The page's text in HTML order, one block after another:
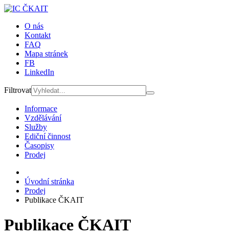
O nás
Kontakt
FAQ
Mapa stránek
FB
LinkedIn
Filtrovat
Informace
Vzdělávání
Služby
Ediční činnost
Časopisy
Prodej
Úvodní stránka
Prodej
Publikace ČKAIT
Publikace ČKAIT